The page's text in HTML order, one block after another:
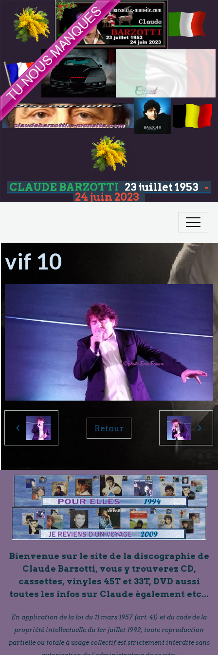
CLAUDE BARZOTTI 23 juillet 1953 -
24 juin 2023
vif 10
Retour
Bienvenue sur le site de la discographie de
Claude Barzotti, vous y trouverez CD,
cassettes, vinyles 45T et 33T, DVD aussi
toutes les infos sur Claude également etc...
En application de la loi du 11 mars 1957 (art. 41) et du code de la
propriété intellectuelle du 1er juillet 1992, toute reproduction
partielle ou totale à usage collectif est strictement interdite sans